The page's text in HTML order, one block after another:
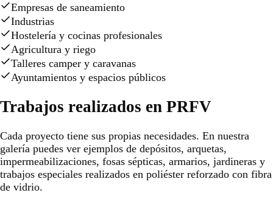
Empresas de saneamiento
Industrias
Hostelería y cocinas profesionales
Agricultura y riego
Talleres camper y caravanas
Ayuntamientos y espacios públicos
Trabajos realizados en PRFV
Cada proyecto tiene sus propias necesidades. En nuestra
galería puedes ver ejemplos de depósitos, arquetas,
impermeabilizaciones, fosas sépticas, armarios, jardineras y
trabajos especiales realizados en poliéster reforzado con fibra
de vidrio.